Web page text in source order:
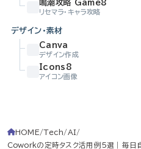
鳴潮攻略 Game8
リセマラ・キャラ攻略
デザイン・素材
Canva
デザイン作成
Icons8
アイコン画像
HOME Tech
AI
Coworkの定時タスク活用例5選｜毎日